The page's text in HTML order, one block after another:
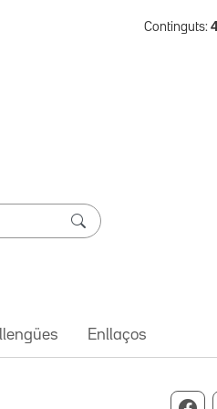
Continguts:
Enllaços